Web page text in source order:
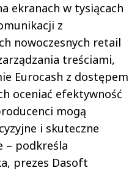
ekranach w tysiącach
z
nowoczesnych retail
treściami,
Eurocash z dostępem
oceniać efektywność
mogą
i skuteczne
– podkreśla
prezes Dasoft